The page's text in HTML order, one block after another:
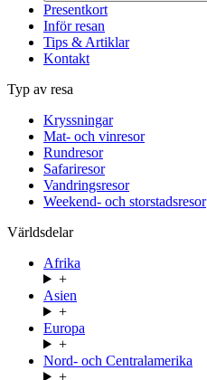
Presentkort
Inför resan
Tips & Artiklar
Kontakt
Typ av resa
Kryssningar
Mat- och vinresor
Rundresor
Safariresor
Vandringsresor
Weekend- och storstadsresor
Världsdelar
Afrika
+
Asien
+
Europa
+
Nord- och Centralamerika
+